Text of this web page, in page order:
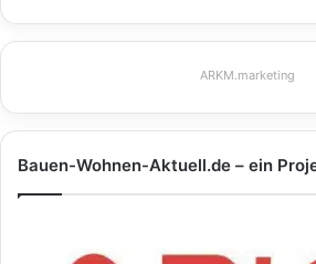
ARKM.marketing
Bauen-Wohnen-Aktuell.de – ein